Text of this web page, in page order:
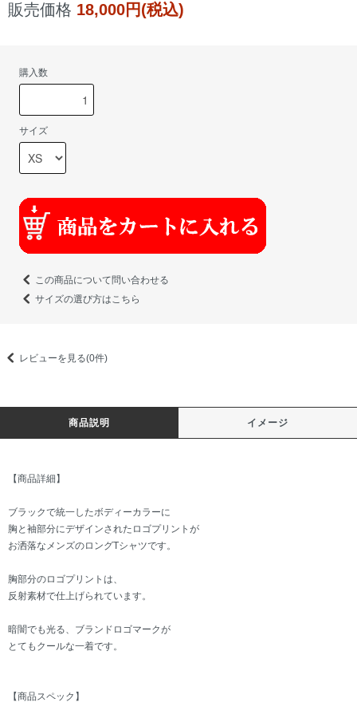
販売価格 18,000円(税込)
購入数
サイズ
この商品について問い合わせる
サイズの選び方はこちら
レビューを見る(0件)
商品説明 イメージ
【商品詳細】
ブラックで統一したボディーカラーに
胸と袖部分にデザインされたロゴプリントが
お洒落なメンズのロングTシャツです。
胸部分のロゴプリントは、
反射素材で仕上げられています。
暗闇でも光る、ブランドロゴマークが
とてもクールな一着です。
【商品スペック】